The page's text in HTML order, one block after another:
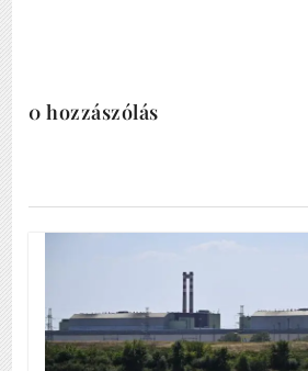
0 hozzászólás